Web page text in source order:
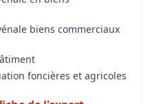
biens commerciaux
foncières et agricoles